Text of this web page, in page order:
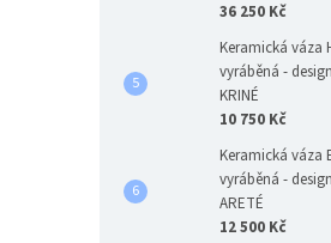
36 250 Kč
Keramická váza
vyráběná -
KRINÉ
10 750 Kč
Keramická váza
vyráběná -
ARETÉ
12 500 Kč